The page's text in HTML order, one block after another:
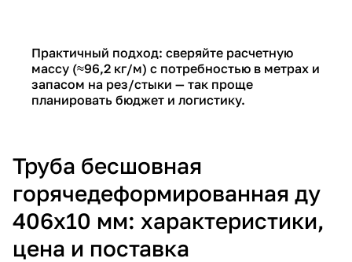
Практичный подход: сверяйте расчетную
массу (≈96,2 кг/м) с потребностью в метрах и
запасом на рез/стыки — так проще
планировать бюджет и логистику.
Труба бесшовная
горячедеформированная ду
406х10 мм: характеристики,
цена и поставка